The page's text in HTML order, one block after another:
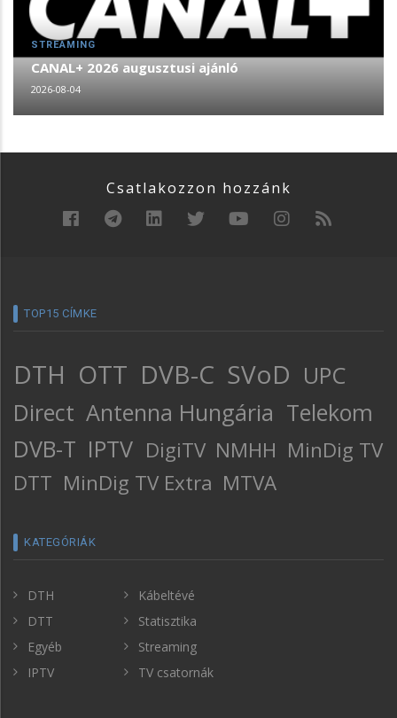
STREAMING
CANAL+ 2026 augusztusi ajánló
2026-08-04
Csatlakozzon hozzánk
TOP15 CÍMKE
DTH OTT DVB-C SVoD UPC
Direct Antenna Hungária Telekom
DVB-T IPTV DigiTV NMHH MinDig TV
DTT MinDig TV Extra MTVA
KATEGÓRIÁK
DTH
DTT
Egyéb
IPTV
Kábeltévé
Statisztika
Streaming
TV csatornák